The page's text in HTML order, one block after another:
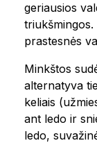
geriausios
prastesnės
Minkštos
alternatyva
keliais
ant ledo ir
ledo,